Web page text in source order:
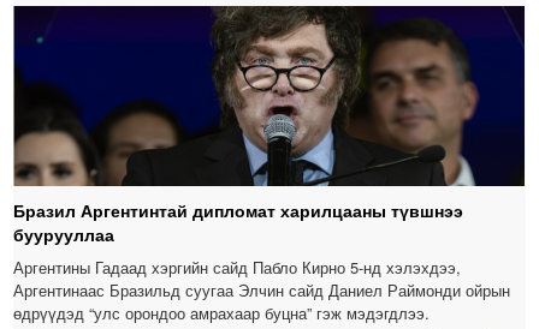
Бразил Аргентинтай дипломат харилцааны түвшнээ
буурууллаа
Аргентины Гадаад хэргийн сайд Пабло Кирно 5-нд хэлэхдээ,
Аргентинаас Бразильд суугаа Элчин сайд Даниел Раймонди ойрын
өдрүүдэд “улс орондоо амрахаар буцна” гэж мэдэгдлээ.